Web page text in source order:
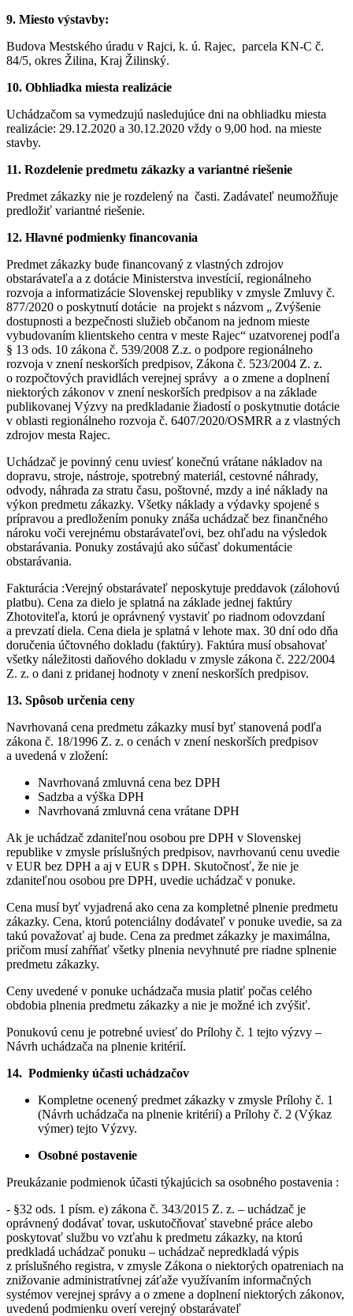
9. Miesto výstavby:
Budova Mestského úradu v Rajci, k. ú. Rajec, parcela KN-C č.
84/5, okres Žilina, Kraj Žilinský.
10. Obhliadka miesta realizácie
Uchádzačom sa vymedzujú nasledujúce dni na obhliadku miesta
realizácie: 29.12.2020 a 30.12.2020 vždy o 9,00 hod. na mieste
stavby.
11. Rozdelenie predmetu zákazky a variantné riešenie
Predmet zákazky nie je rozdelený na časti. Zadávateľ neumožňuje
predložiť variantné riešenie.
12. Hlavné podmienky financovania
Predmet zákazky bude financovaný z vlastných zdrojov
obstarávateľa a z dotácie Ministerstva investícií, regionálneho
rozvoja a informatizácie Slovenskej republiky v zmysle Zmluvy č.
877/2020 o poskytnutí dotácie na projekt s názvom „ Zvýšenie
dostupnosti a bezpečnosti služieb občanom na jednom mieste
vybudovaním klientskeho centra v meste Rajec“ uzatvorenej podľa
§ 13 ods. 10 zákona č. 539/2008 Z.z. o podpore regionálneho
rozvoja v znení neskorších predpisov, Zákona č. 523/2004 Z. z.
o rozpočtových pravidlách verejnej správy a o zmene a doplnení
niektorých zákonov v znení neskorších predpisov a na základe
publikovanej Výzvy na predkladanie žiadostí o poskytnutie dotácie
v oblasti regionálneho rozvoja č. 6407/2020/OSMRR a z vlastných
zdrojov mesta Rajec.
Uchádzač je povinný cenu uviesť konečnú vrátane nákladov na
dopravu, stroje, nástroje, spotrebný materiál, cestovné náhrady,
odvody, náhrada za stratu času, poštovné, mzdy a iné náklady na
výkon predmetu zákazky. Všetky náklady a výdavky spojené s
prípravou a predložením ponuky znáša uchádzač bez finančného
nároku voči verejnému obstarávateľovi, bez ohľadu na výsledok
obstarávania. Ponuky zostávajú ako súčasť dokumentácie
obstarávania.
Fakturácia :Verejný obstarávateľ neposkytuje preddavok (zálohovú
platbu). Cena za dielo je splatná na základe jednej faktúry
Zhotoviteľa, ktorú je oprávnený vystaviť po riadnom odovzdaní
a prevzatí diela. Cena diela je splatná v lehote max. 30 dní odo dňa
doručenia účtovného dokladu (faktúry). Faktúra musí obsahovať
všetky náležitosti daňového dokladu v zmysle zákona č. 222/2004
Z. z. o dani z pridanej hodnoty v znení neskorších predpisov.
13. Spôsob určenia ceny
Navrhovaná cena predmetu zákazky musí byť stanovená podľa
zákona č. 18/1996 Z. z. o cenách v znení neskorších predpisov
a uvedená v zložení:
Navrhovaná zmluvná cena bez DPH
Sadzba a výška DPH
Navrhovaná zmluvná cena vrátane DPH
Ak je uchádzač zdaniteľnou osobou pre DPH v Slovenskej
republike v zmysle príslušných predpisov, navrhovanú cenu uvedie
v EUR bez DPH a aj v EUR s DPH. Skutočnosť, že nie je
zdaniteľnou osobou pre DPH, uvedie uchádzač v ponuke.
Cena musí byť vyjadrená ako cena za kompletné plnenie predmetu
zákazky. Cena, ktorú potenciálny dodávateľ v ponuke uvedie, sa za
takú považovať aj bude. Cena za predmet zákazky je maximálna,
pričom musí zahŕňať všetky plnenia nevyhnuté pre riadne splnenie
predmetu zákazky.
Ceny uvedené v ponuke uchádzača musia platiť počas celého
obdobia plnenia predmetu zákazky a nie je možné ich zvýšiť.
Ponukovú cenu je potrebné uviesť do Prílohy č. 1 tejto výzvy –
Návrh uchádzača na plnenie kritérií.
14. Podmienky účasti uchádzačov
Kompletne ocenený predmet zákazky v zmysle Prílohy č. 1
(Návrh uchádzača na plnenie kritérií) a Prílohy č. 2 (Výkaz
výmer) tejto Výzvy.
Osobné postavenie
Preukázanie podmienok účasti týkajúcich sa osobného postavenia :
- §32 ods. 1 písm. e) zákona č. 343/2015 Z. z. – uchádzač je
oprávnený dodávať tovar, uskutočňovať stavebné práce alebo
poskytovať službu vo vzťahu k predmetu zákazky, na ktorú
predkladá uchádzač ponuku – uchádzač nepredkladá výpis
z príslušného registra, v zmysle Zákona o niektorých opatreniach na
znižovanie administratívnej záťaže využívaním informačných
systémov verejnej správy a o zmene a doplnení niektorých zákonov,
uvedenú podmienku overí verejný obstarávateľ